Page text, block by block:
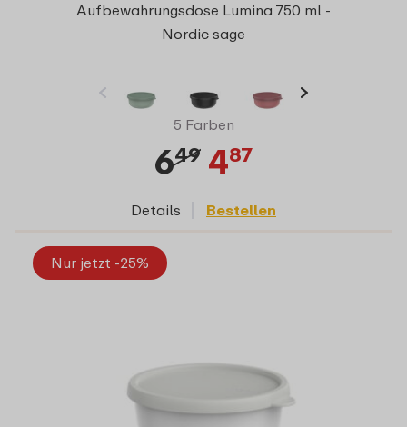
Aufbewahrungsdose Lumina 750 ml -
Nordic sage
5 Farben
649 487
Details Bestellen
Nur jetzt -25%